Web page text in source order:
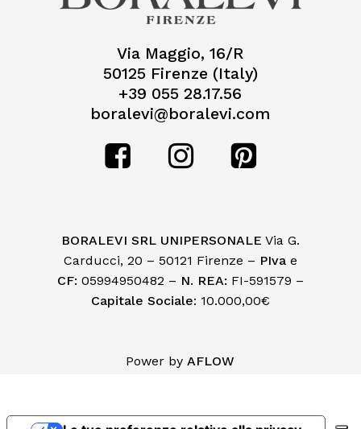
Via Maggio, 16/R
50125 Firenze (Italy)
+39 055 28.17.56
boralevi@boralevi.com
BORALEVI SRL UNIPERSONALE Via G.
Carducci, 20 – 50121 Firenze – PIvae
CF: 05994950482 – N. REA: FI-591579 –
Capitale Sociale: 10.000,00€
Power byAFLOW